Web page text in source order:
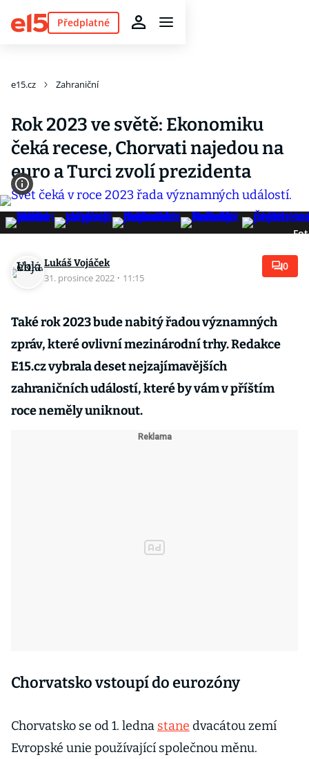
Předplatné
e15.cz Zahraniční
Rok 2023 ve světě: Ekonomiku
čeká recese, Chorvati najedou na
euro a Turci zvolí prezidenta
Lukáš Vojáček
31. prosince 2022 · 11:15
0
Také rok 2023 bude nabitý řadou významných
zpráv, které ovlivní mezinárodní trhy. Redakce
E15.cz vybrala deset nejzajímavějších
zahraničních událostí, které by vám v příštím
roce neměly uniknout.
Chorvatsko vstoupí do eurozóny
Chorvatsko se od 1. ledna stane dvacátou zemí
Evropské unie používající společnou měnu.